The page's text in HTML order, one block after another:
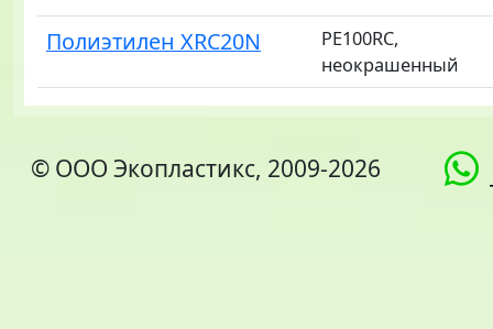
Полиэтилен XRC20N
PE100RC,
неокрашенный
© ООО Экопластикс, 2009-2026